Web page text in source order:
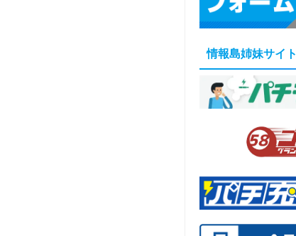
情報島姉妹サイト